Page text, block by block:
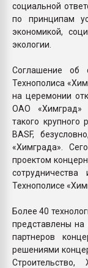
социальной
по принципам
экономикой,
экологии.
Соглашение об
Технополиса
на церемонии
ОАО «Химград»
такого крупного
BASF,
«Химграда».
проектом
Технополисе
Более 40
представлены
партнеров
решениями